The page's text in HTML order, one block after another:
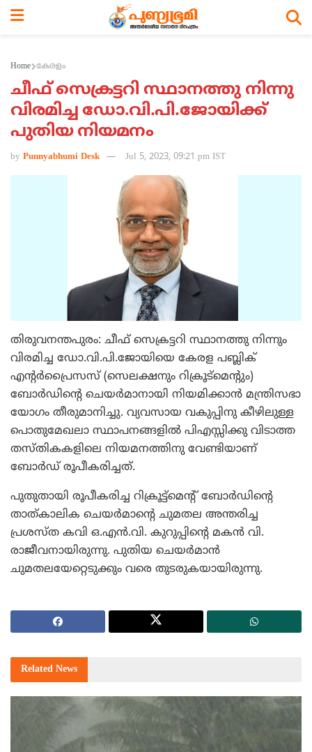
Home കേരളം
ചീഫ് സെക്രട്ടറി സ്ഥാനത്തു നിന്നു
വിരമിച്ച ഡോ.വി.പി.ജോയിക്ക്
പുതിയ നിയമനം
by Punnyabhumi Desk Jul 5, 2023, 09:21 pm IST
തിരുവനന്തപുരം: ചീഫ് സെക്രട്ടറി സ്ഥാനത്തു നിന്നും
വിരമിച്ച ഡോ.വി.പി.ജോയിയെ കേരള പബ്ലിക്
എന്റര്‍പ്രൈസസ് (സെലക്ഷനും റിക്രൂട്‌മെന്റും)
ബോര്‍ഡിന്റെ ചെയര്‍മാനായി നിയമിക്കാന്‍ മന്ത്രിസഭാ
യോഗം തീരുമാനിച്ചു. വ്യവസായ വകുപ്പിനു കീഴിലുള്ള
പൊതുമേഖലാ സ്ഥാപനങ്ങളില്‍ പിഎസ്സിക്കു വിടാത്ത
തസ്തികകളിലെ നിയമനത്തിനു വേണ്ടിയാണ്
ബോര്‍ഡ് രൂപീകരിച്ചത്.
പുതുതായി രൂപീകരിച്ച റിക്രൂട്ട്‌മെന്റ് ബോര്‍ഡിന്റെ
താത്കാലിക ചെയര്‍മാന്റെ ചുമതല അന്തരിച്ച
പ്രശസ്ത കവി ഒ.എന്‍.വി. കുറുപ്പിന്റെ മകന്‍ വി.
രാജീവനായിരുന്നു. പുതിയ ചെയര്‍മാന്‍
ചുമതലയേറ്റെടുക്കും വരെ തുടരുകയായിരുന്നു.
Related News